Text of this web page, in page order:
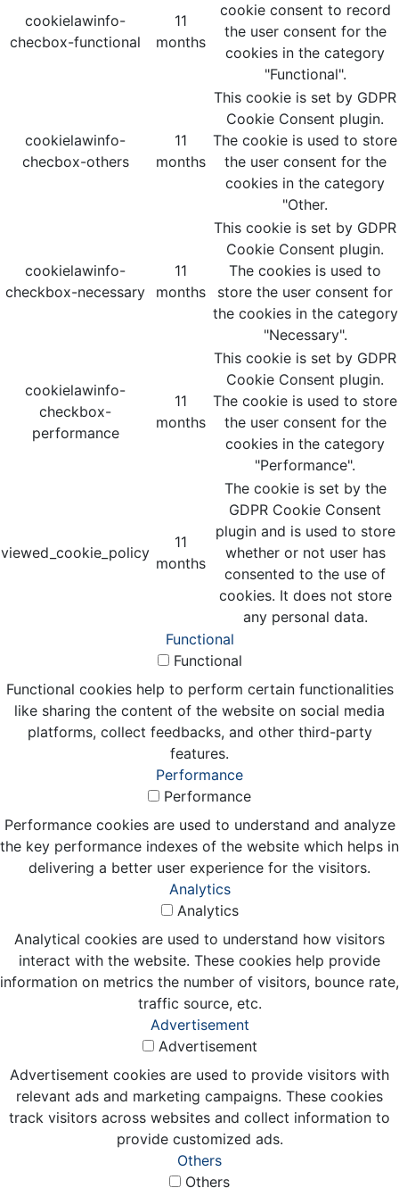
cookielawinfo-
checbox-functional
11
months
cookie consent to record
the user consent for the
cookies in the category
"Functional".
cookielawinfo-
checbox-others
11
months
This cookie is set by GDPR
Cookie Consent plugin.
The cookie is used to store
the user consent for the
cookies in the category
"Other.
cookielawinfo-
checkbox-necessary
11
months
This cookie is set by GDPR
Cookie Consent plugin.
The cookies is used to
store the user consent for
the cookies in the category
"Necessary".
cookielawinfo-
checkbox-
performance
11
months
This cookie is set by GDPR
Cookie Consent plugin.
The cookie is used to store
the user consent for the
cookies in the category
"Performance".
viewed_cookie_policy
11
months
The cookie is set by the
GDPR Cookie Consent
plugin and is used to store
whether or not user has
consented to the use of
cookies. It does not store
any personal data.
Functional
Functional
Functional cookies help to perform certain functionalities
like sharing the content of the website on social media
platforms, collect feedbacks, and other third-party
features.
Performance
Performance
Performance cookies are used to understand and analyze
the key performance indexes of the website which helps in
delivering a better user experience for the visitors.
Analytics
Analytics
Analytical cookies are used to understand how visitors
interact with the website. These cookies help provide
information on metrics the number of visitors, bounce rate,
traffic source, etc.
Advertisement
Advertisement
Advertisement cookies are used to provide visitors with
relevant ads and marketing campaigns. These cookies
track visitors across websites and collect information to
provide customized ads.
Others
Others